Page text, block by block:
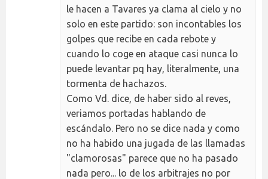
le hacen a Tavares ya clama al cielo y no
solo en este partido: son incontables los
golpes que recibe en cada rebote y
cuando lo coge en ataque casi nunca lo
puede levantar pq hay, literalmente, una
tormenta de hachazos.
Como Vd. dice, de haber sido al reves,
veriamos portadas hablando de
escándalo. Pero no se dice nada y como
no ha habido una jugada de las llamadas
"clamorosas" parece que no ha pasado
nada pero... lo de los arbitrajes no por